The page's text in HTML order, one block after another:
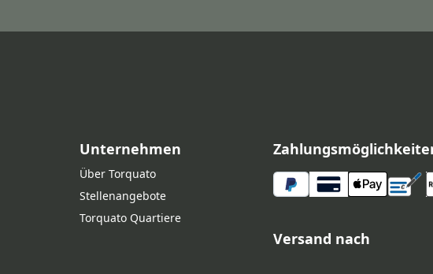
Unternehmen
Über Torquato
Stellenangebote
Torquato Quartiere
Versand nach